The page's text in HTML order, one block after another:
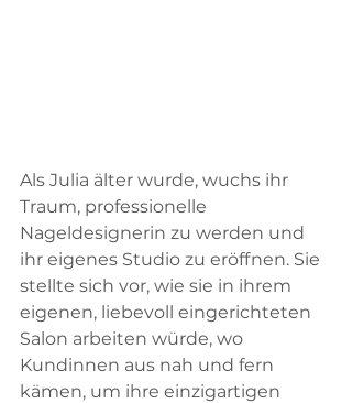
Als Julia älter wurde, wuchs ihr
Traum, professionelle
Nageldesignerin zu werden und
ihr eigenes Studio zu eröffnen. Sie
stellte sich vor, wie sie in ihrem
eigenen, liebevoll eingerichteten
Salon arbeiten würde, wo
Kundinnen aus nah und fern
kämen, um ihre einzigartigen